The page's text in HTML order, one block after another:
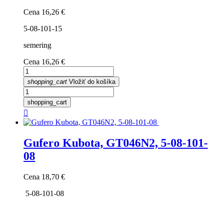
Cena 16,26 €
5-08-101-15
semering
Cena 16,26 €
shopping_cart Vložiť do košíka
shopping_cart

Gufero Kubota, GT046N2, 5-08-101-
08
Cena 18,70 €
5-08-101-08